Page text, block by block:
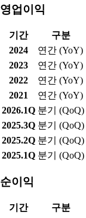
영업이익
기간 구분
2024
연간 (YoY)
2023
연간 (YoY)
2022
연간 (YoY)
2021
연간 (YoY)
2026.1Q 분기 (QoQ)
2025.3Q 분기 (QoQ)
2025.2Q 분기 (QoQ)
2025.1Q 분기 (QoQ)
순이익
기간 구분